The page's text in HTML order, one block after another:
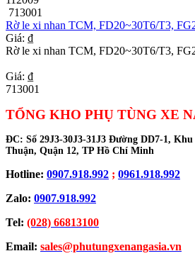
713001
Rờ le xi nhan TCM, FD20~30T6/T3,
Giá: ₫
Rờ le xi nhan TCM, FD20~30T6/T3,
Giá: ₫
713001
TỔNG KHO PHỤ TÙNG XE
ĐC: Số 29J3-30J3-31J3 Đường DD7-1,
Thuận, Quận 12, TP Hồ Chí Minh
Hotline: 0907.918.992 ; 0961.918.992
Zalo: 0907.918.992
Tel: (028) 66813100
Email: sales@phutungxenangasia.vn